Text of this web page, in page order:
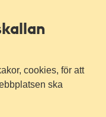
cookies, för att
ska